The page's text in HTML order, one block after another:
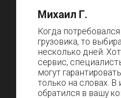
Михаил Г.
Когда
грузовика, то
несколько дней.
сервис,
могут
только на словах. В
обратился в вашу